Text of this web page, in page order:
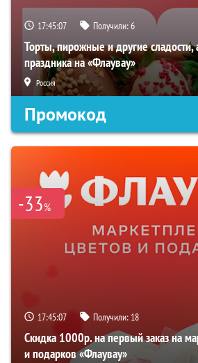
17:45:06 Получили:6
Торты, пирожные и другие
праздника на «Флаувау»
Россия
Промокод
-33%
17:45:06 Получили: 18
Скидка 1000р. на первый заказ на
и подарков «Флаувау»